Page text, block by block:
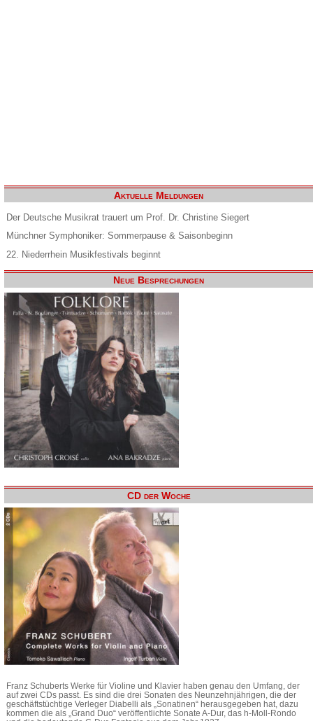
Aktuelle Meldungen
Der Deutsche Musikrat trauert um Prof. Dr. Christine Siegert
Münchner Symphoniker: Sommerpause & Saisonbeginn
22. Niederrhein Musikfestivals beginnt
Neue Besprechungen
CD der Woche
Franz Schuberts Werke für Violine und Klavier haben genau den Umfang, der
auf zwei CDs passt. Es sind die drei Sonaten des Neunzehnjährigen, die der
geschäftstüchtige Verleger Diabelli als „Sonatinen“ herausgegeben hat, dazu
kommen die als „Grand Duo“ veröffentlichte Sonate A-Dur, das h-Moll-Rondo